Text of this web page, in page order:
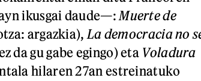
ikusgai daude—: Muerte de
argazkia), La democracia no
da gu gabe egingo) eta Voladura
hilaren 27an estreinatuko